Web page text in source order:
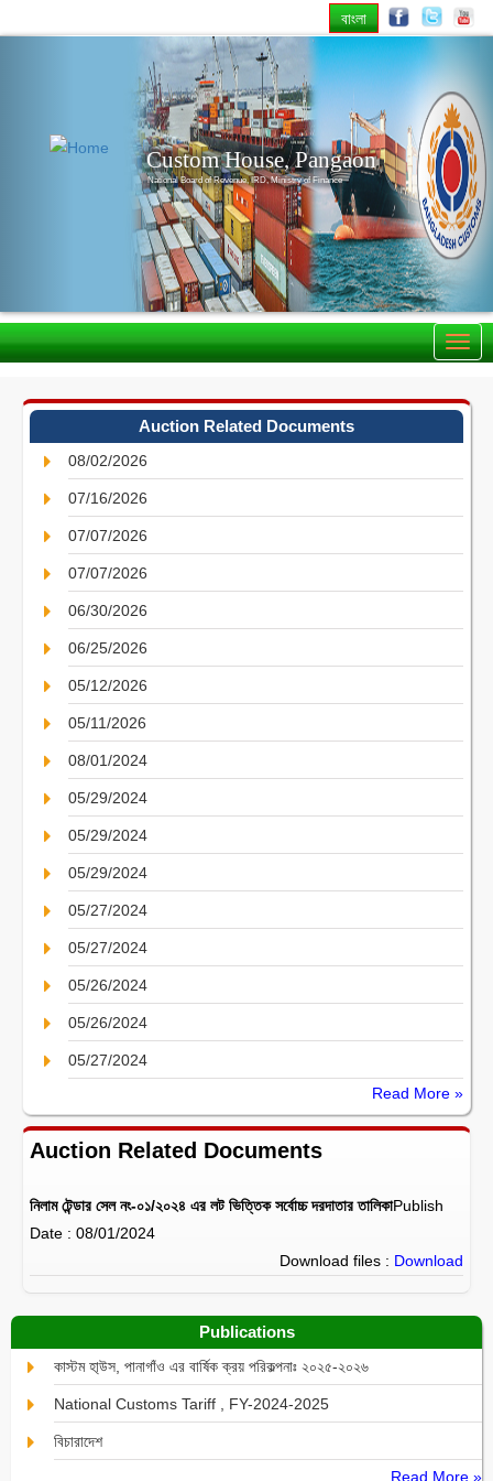
বাংলা
Custom House, Pangaon
National Board of Revenue, IRD, Ministry of Finance
Auction Related Documents
08/02/2026
07/16/2026
07/07/2026
07/07/2026
06/30/2026
06/25/2026
05/12/2026
05/11/2026
08/01/2024
05/29/2024
05/29/2024
05/29/2024
05/27/2024
05/27/2024
05/26/2024
05/26/2024
05/27/2024
Read More »
Auction Related Documents
নিলাম টেন্ডার সেল নং-০১/২০২৪ এর লট ভিত্তিক সর্বোচ্চ দরদাতার তালিকাPublish
Date : 08/01/2024
Download files : Download
Publications
কাস্টম হা্উস, পানাগাঁও এর বার্ষিক ক্রয় পরিকল্পনাঃ ২০২৫-২০২৬
National Customs Tariff , FY-2024-2025
বিচারাদেশ
Read More »